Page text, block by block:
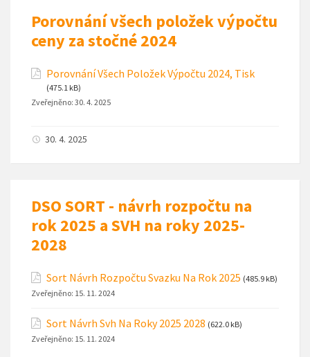
Porovnání všech položek výpočtu
ceny za stočné 2024
Porovnání Všech Položek Výpočtu 2024, Tisk
(475.1 kB)
Zveřejněno: 30. 4. 2025
30. 4. 2025
DSO SORT - návrh rozpočtu na
rok 2025 a SVH na roky 2025-
2028
Sort Návrh Rozpočtu Svazku Na Rok 2025 (485.9 kB)
Zveřejněno: 15. 11. 2024
Sort Návrh Svh Na Roky 2025 2028 (622.0 kB)
Zveřejněno: 15. 11. 2024